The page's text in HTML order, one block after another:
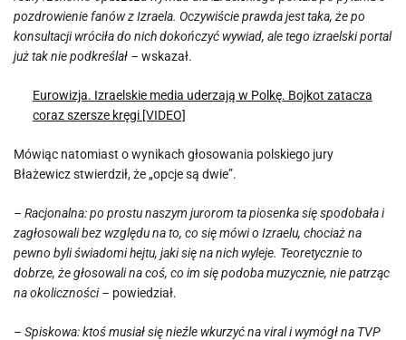
pozdrowienie fanów z Izraela. Oczywiście prawda jest taka, że po
konsultacji wróciła do nich dokończyć wywiad, ale tego izraelski portal
już tak nie podkreślał – wskazał.
Eurowizja. Izraelskie media uderzają w Polkę. Bojkot zatacza
coraz szersze kręgi [VIDEO]
Mówiąc natomiast o wynikach głosowania polskiego jury
Błażewicz stwierdził, że „opcje są dwie”.
– Racjonalna: po prostu naszym jurorom ta piosenka się spodobała i
zagłosowali bez względu na to, co się mówi o Izraelu, chociaż na
pewno byli świadomi hejtu, jaki się na nich wyleje. Teoretycznie to
dobrze, że głosowali na coś, co im się podoba muzycznie, nie patrząc
na okoliczności – powiedział.
– Spiskowa: ktoś musiał się nieźle wkurzyć na viral i wymógł na TVP